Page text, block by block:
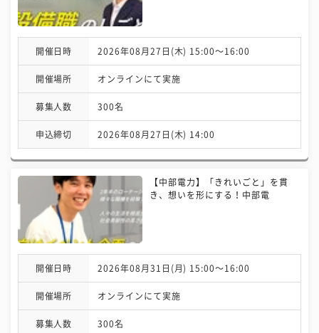
開催日時 2026年08月27日(木) 15:00〜16:00
開催場所 オンラインにて実施
募集人数 300名
申込締切 2026年08月27日(木) 14:00
【中部電力】「きれいごと」を貫
き、想いを形にする！中部電
開催日時 2026年08月31日(月) 15:00〜16:00
開催場所 オンラインにて実施
募集人数 300名